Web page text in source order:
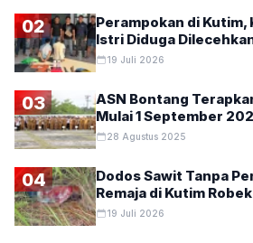
02
Perampokan di Kutim,
Istri Diduga
19 Juli 2026
03
ASN Bontang
Mulai 1 September
28 Agustus 2025
04
Dodos Sawit Tanpa
Remaja di Kutim
19 Juli 2026